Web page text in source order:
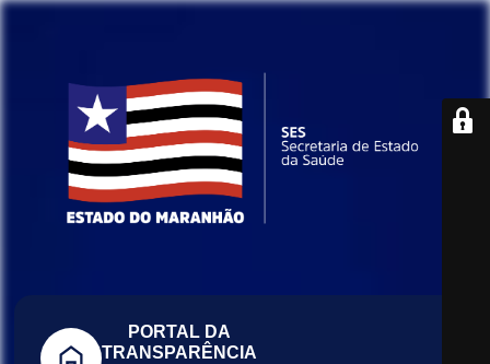
PORTAL DA
TRANSPARÊNCIA